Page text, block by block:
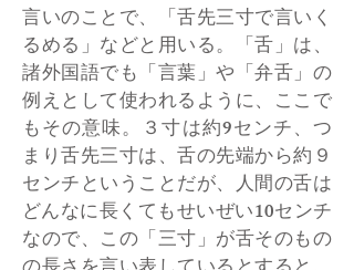
言いのことで、「舌先三寸で言いく
るめる」などと用いる。「舌」は、
諸外国語でも「言葉」や「弁舌」の
例えとして使われるように、ここで
もその意味。３寸は約9センチ、つ
まり舌先三寸は、舌の先端から約９
センチということだが、人間の舌は
どんなに長くてもせいぜい10センチ
なので、この「三寸」が舌そのもの